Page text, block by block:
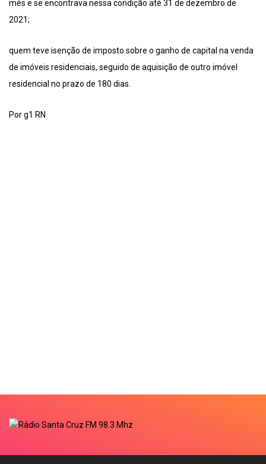
mês e se encontrava nessa condição até 31 de dezembro de
2021;
quem teve isenção de imposto sobre o ganho de capital na venda
de imóveis residenciais, seguido de aquisição de outro imóvel
residencial no prazo de 180 dias.
Por g1 RN